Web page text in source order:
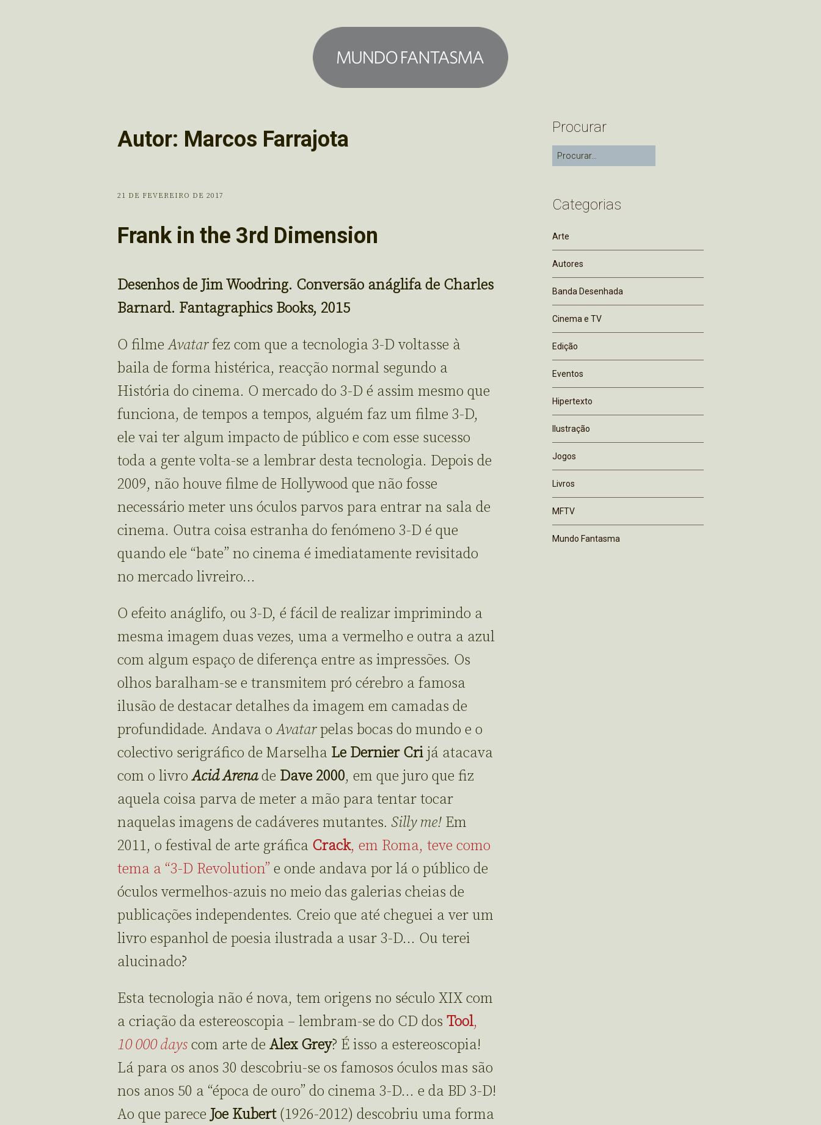
Autor: Marcos Farrajota
21 DE FEVEREIRO DE 2017
Frank in the 3rd Dimension
Desenhos de Jim Woodring. Conversão anáglifa de Charles
Barnard. Fantagraphics Books, 2015
O filmeAvatarfez com que a tecnologia 3-D voltasse à
baila de forma histérica, reacção normal segundo a
História do cinema. O mercado do 3-D é assim mesmo que
funciona, de tempos a tempos, alguém faz um filme 3-D,
ele vai ter algum impacto de público e com esse sucesso
toda a gente volta-se a lembrar desta tecnologia. Depois de
2009, não houve filme de Hollywood que não fosse
necessário meter uns óculos parvos para entrar na sala de
cinema. Outra coisa estranha do fenómeno 3-D é que
quando ele “bate” no cinema é imediatamente revisitado
no mercado livreiro…
O efeito anáglifo, ou 3-D, é fácil de realizar imprimindo a
mesma imagem duas vezes, uma a vermelho e outra a azul
com algum espaço de diferença entre as impressões. Os
olhos baralham-se e transmitem pró cérebro a famosa
ilusão de destacar detalhes da imagem em camadas de
profundidade. Andava oAvatarpelas bocas do mundo e o
colectivo serigráfico de Marselha Le Dernier Cri já atacava
com o livroAcid Arenade Dave 2000, em que juro que fiz
aquela coisa parva de meter a mão para tentar tocar
naquelas imagens de cadáveres mutantes. Silly me! Em
2011, o festival de arte gráfica Crack, em Roma, teve como
tema a “3-D Revolution” e onde andava por lá o público de
óculos vermelhos-azuis no meio das galerias cheias de
publicações independentes. Creio que até cheguei a ver um
livro espanhol de poesia ilustrada a usar 3-D… Ou terei
alucinado?
Esta tecnologia não é nova, tem origens no século XIX com
a criação da estereoscopia – lembram-se do CD dos Tool,
10 000 days com arte de Alex Grey? É isso a estereoscopia!
Lá para os anos 30 descobriu-se os famosos óculos mas são
nos anos 50 a “época de ouro” do cinema 3-D… e da BD 3-D!
Ao que parece Joe Kubert(1926-2012) descobriu uma forma
Procurar
Categorias
Arte
Autores
Banda Desenhada
Cinema e TV
Edição
Eventos
Hipertexto
Ilustração
Jogos
Livros
MFTV
Mundo Fantasma